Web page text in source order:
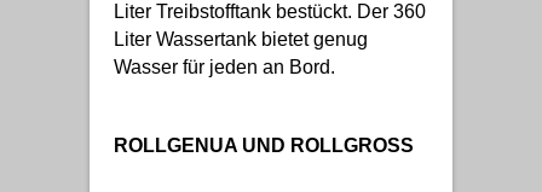
Liter Treibstofftank bestückt. Der 360
Liter Wassertank bietet genug
Wasser für jeden an Bord.
ROLLGENUA UND ROLLGROSS